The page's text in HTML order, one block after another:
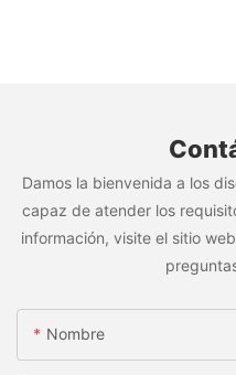
Damos la bienvenida a los
capaz de atender los
información, visite el sitio
Nombre